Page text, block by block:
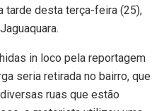
tarde desta terça-feira (25),
in loco pela reportagem
seria retirada no bairro, que
ruas que estão